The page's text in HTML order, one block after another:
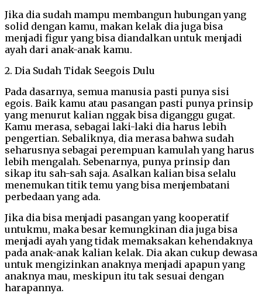
Jika dia sudah mampu membangun hubungan yang
solid dengan kamu, makan kelak dia juga bisa
menjadi figur yang bisa diandalkan untuk menjadi
ayah dari anak-anak kamu.
2. Dia Sudah Tidak Seegois Dulu
Pada dasarnya, semua manusia pasti punya sisi
egois. Baik kamu atau pasangan pasti punya prinsip
yang menurut kalian nggak bisa diganggu gugat.
Kamu merasa, sebagai laki-laki dia harus lebih
pengertian. Sebaliknya, dia merasa bahwa sudah
seharusnya sebagai perempuan kamulah yang harus
lebih mengalah. Sebenarnya, punya prinsip dan
sikap itu sah-sah saja. Asalkan kalian bisa selalu
menemukan titik temu yang bisa menjembatani
perbedaan yang ada.
Jika dia bisa menjadi pasangan yang kooperatif
untukmu, maka besar kemungkinan dia juga bisa
menjadi ayah yang tidak memaksakan kehendaknya
pada anak-anak kalian kelak. Dia akan cukup dewasa
untuk mengizinkan anaknya menjadi apapun yang
anaknya mau, meskipun itu tak sesuai dengan
harapannya.